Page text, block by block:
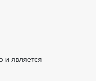
и является